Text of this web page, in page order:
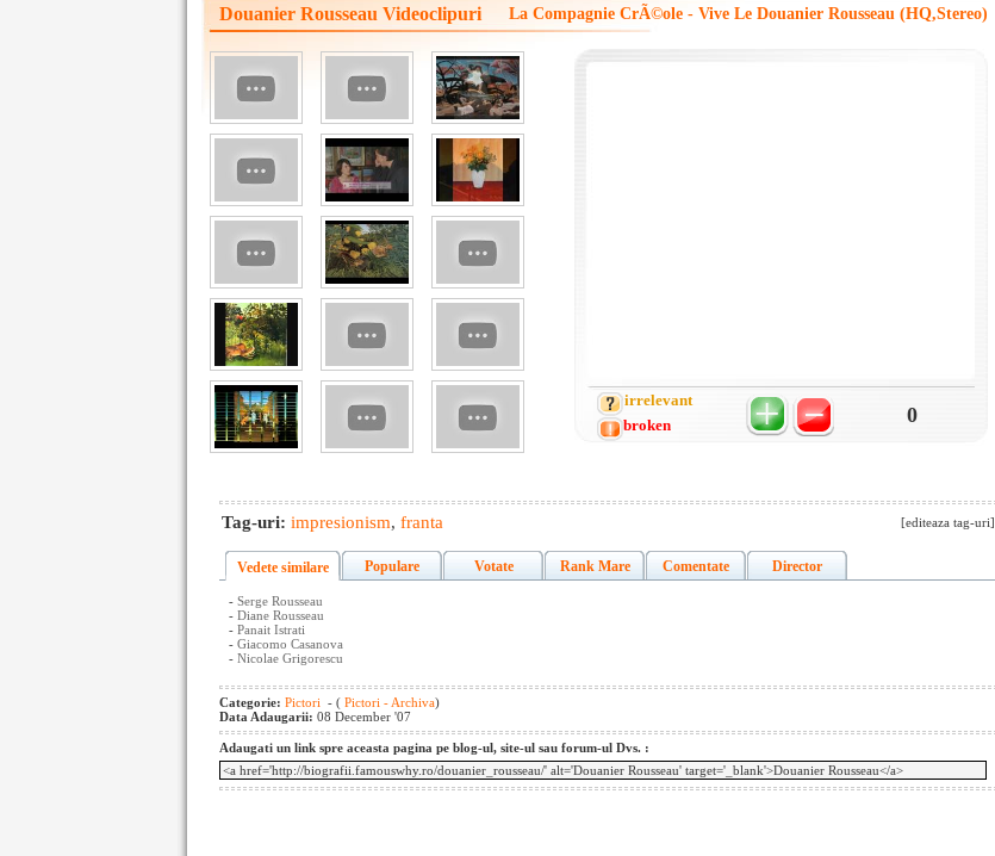
Douanier Rousseau Videoclipuri La Compagnie CrÃ©ole - Vive Le Douanier Rousseau (HQ,Stereo)
irrelevant
0
broken
Tag-uri: impresionism, franta [editeaza tag-uri]
Vedete similare Populare Votate Rank Mare Comentate Director
- Serge Rousseau
- Diane Rousseau
- Panait Istrati
- Giacomo Casanova
- Nicolae Grigorescu
Categorie: Pictori - ( Pictori - Archiva)
Data Adaugarii: 08 December '07
Adaugati un link spre aceasta pagina pe blog-ul, site-ul sau forum-ul Dvs. :